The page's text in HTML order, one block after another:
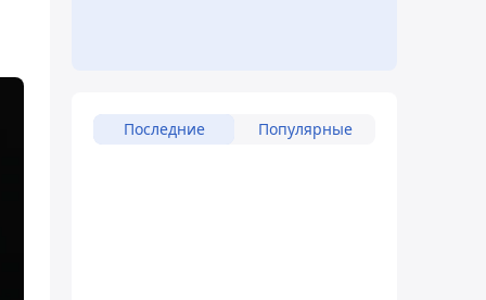
Последние Популярные